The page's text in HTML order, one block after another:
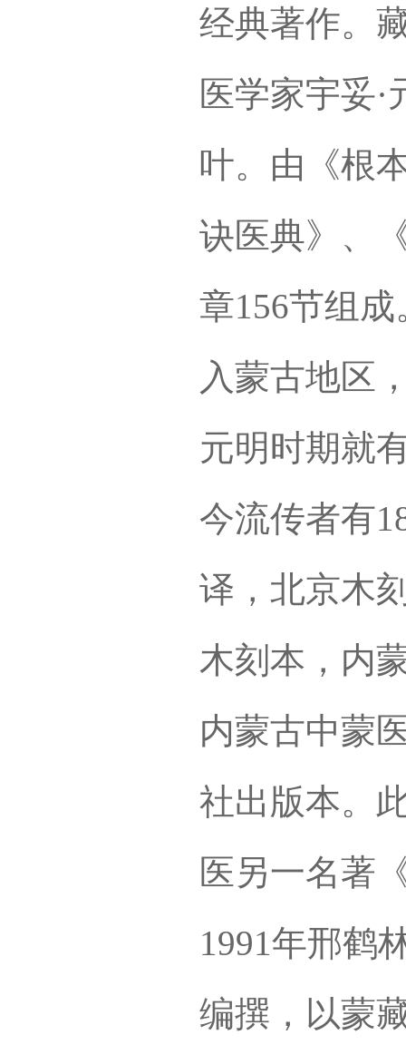
经典著作。
医学家宇妥
叶。由《根
诀医典》、
章156节组
入蒙古地区
元明时期就
今流传者有
译，北京木
木刻本，内
内蒙古中蒙
社出版本。
医另一名著
1991年邢鹤
编撰，以蒙